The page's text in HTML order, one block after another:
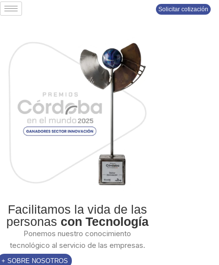
Solicitar cotización
Facilitamos la vida de las
personas con Tecnología
Ponemos nuestro conocimiento
tecnológico al servicio de las empresas.
+ SOBRE NOSOTROS